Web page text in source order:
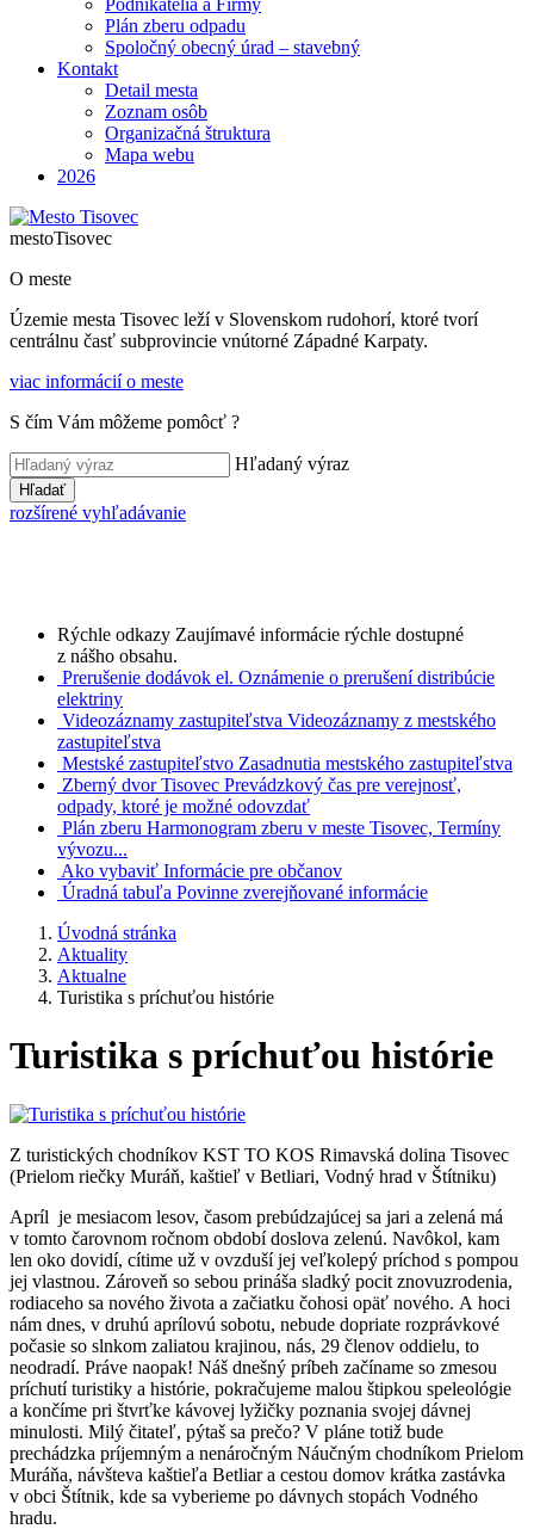
Podnikatelia a Firmy
Plán zberu odpadu
Spoločný obecný úrad – stavebný
Kontakt
Detail mesta
Zoznam osôb
Organizačná štruktura
Mapa webu
2026
mestoTisovec
O meste
Územie mesta Tisovec leží v Slovenskom rudohorí, ktoré tvorí
centrálnu časť subprovincie vnútorné Západné Karpaty.
viac informácií o meste
S čím Vám môžeme pomôcť ?
Hľadaný výraz
Hľadať
rozšírené vyhľadávanie
Rýchle odkazy Zaujímavé informácie rýchle dostupné
z nášho obsahu.
Prerušenie dodávok el. Oznámenie o prerušení distribúcie
elektriny
Videozáznamy zastupiteľstva Videozáznamy z mestského
zastupiteľstva
Mestské zastupiteľstvo Zasadnutia mestského zastupiteľstva
Zberný dvor Tisovec Prevádzkový čas pre verejnosť,
odpady, ktoré je možné odovzdať
Plán zberu Harmonogram zberu v meste Tisovec, Termíny
vývozu...
Ako vybaviť Informácie pre občanov
Úradná tabuľa Povinne zverejňované informácie
Úvodná stránka
Aktuality
Aktualne
Turistika s príchuťou histórie
Turistika s príchuťou histórie
Z turistických chodníkov KST TO KOS Rimavská dolina Tisovec
(Prielom riečky Muráň, kaštieľ v Betliari, Vodný hrad v Štítniku)
Apríl je mesiacom lesov, časom prebúdzajúcej sa jari a zelená má
v tomto čarovnom ročnom období doslova zelenú. Navôkol, kam
len oko dovidí, cítime už v ovzduší jej veľkolepý príchod s pompou
jej vlastnou. Zároveň so sebou prináša sladký pocit znovuzrodenia,
rodiaceho sa nového života a začiatku čohosi opäť nového. A hoci
nám dnes, v druhú aprílovú sobotu, nebude dopriate rozprávkové
počasie so slnkom zaliatou krajinou, nás, 29 členov oddielu, to
neodradí. Práve naopak! Náš dnešný príbeh začíname so zmesou
príchutí turistiky a histórie, pokračujeme malou štipkou speleológie
a končíme pri štvrťke kávovej lyžičky poznania svojej dávnej
minulosti. Milý čitateľ, pýtaš sa prečo? V pláne totiž bude
prechádzka príjemným a nenáročným Náučným chodníkom Prielom
Muráňa, návšteva kaštieľa Betliar a cestou domov krátka zastávka
v obci Štítnik, kde sa vyberieme po dávnych stopách Vodného
hradu.